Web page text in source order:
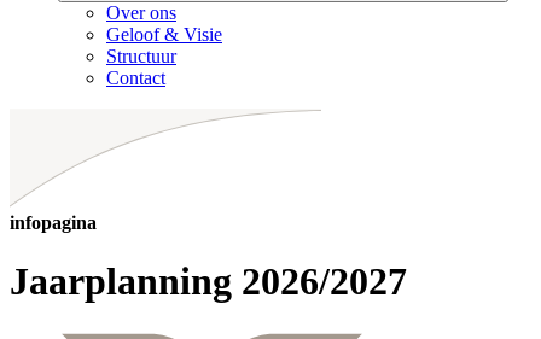
Over ons
Geloof & Visie
Structuur
Contact
infopagina
Jaarplanning 2026/2027